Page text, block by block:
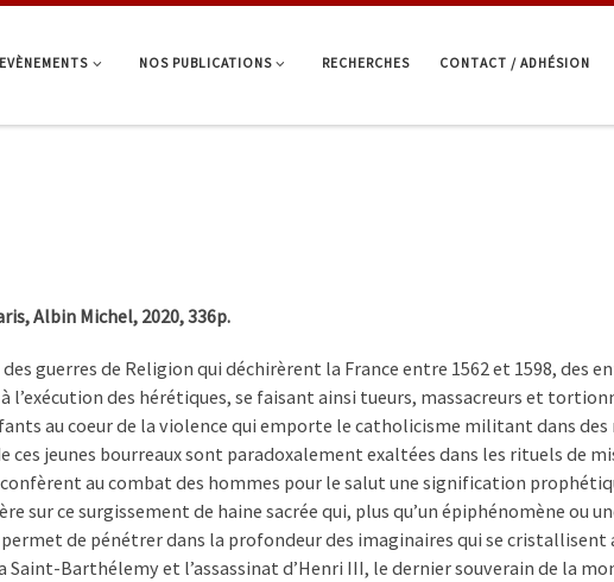
NOS PUBLICATIONS RECHERCHES CONTACT / ADHÉSION
Albin Michel, 2020, 336p.
guerres de Religion qui déchirèrent la France entre 1562 et 1598, des
l’exécution des hérétiques, se faisant ainsi tueurs, massacreurs et
au coeur de la violence qui emporte le catholicisme militant dans des
ces jeunes bourreaux sont paradoxalement exaltées dans les rituels de
au combat des hommes pour le salut une signification
sur ce surgissement de haine sacrée qui, plus qu’un épiphénomène ou
de pénétrer dans la profondeur des imaginaires qui se cristallisent
Saint-Barthélemy et l’assassinat d’Henri III, le dernier souverain de la